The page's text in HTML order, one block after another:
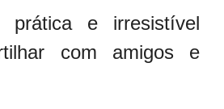
prática e irresistível
com amigos e